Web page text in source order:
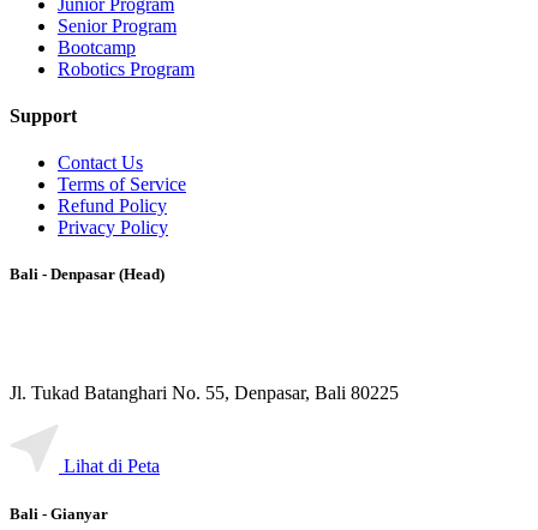
Senior Program
Bootcamp
Robotics Program
Support
Contact Us
Terms of Service
Refund Policy
Privacy Policy
Bali - Denpasar (Head)
Jl. Tukad Batanghari No. 55, Denpasar, Bali 80225
Lihat di Peta
Bali - Gianyar